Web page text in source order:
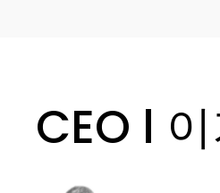
CEO l